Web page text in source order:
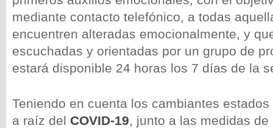
mediante contacto telefónico, a todas
encuentren alteradas emocionalmente, y
escuchadas y orientadas por un grupo de
estará disponible 24 horas los 7 días de la
Teniendo en cuenta los cambiantes
a raíz del COVID-19, junto a las medidas
wp-
wp-